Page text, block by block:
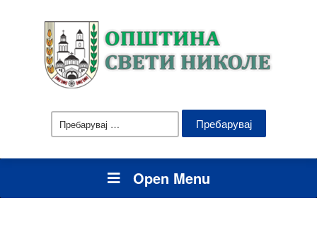
Пребарувај
за:
Open Menu